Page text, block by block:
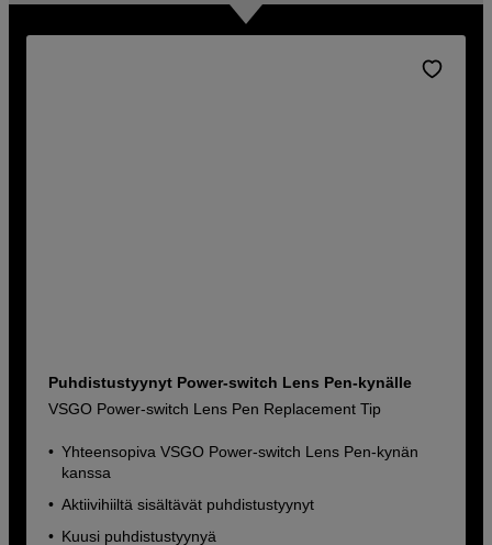
Puhdistustyynyt Power-switch Lens Pen-kynälle
VSGO Power-switch Lens Pen Replacement Tip
Yhteensopiva VSGO Power-switch Lens Pen-kynän
kanssa
Aktiivihiiltä sisältävät puhdistustyynyt
Kuusi puhdistustyynyä